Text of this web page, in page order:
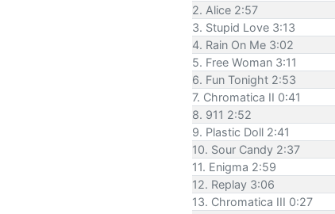
2. Alice 2:57
3. Stupid Love 3:13
4. Rain On Me 3:02
5. Free Woman 3:11
6. Fun Tonight 2:53
7. Chromatica II 0:41
8. 911 2:52
9. Plastic Doll 2:41
10. Sour Candy 2:37
11. Enigma 2:59
12. Replay 3:06
13. Chromatica III 0:27